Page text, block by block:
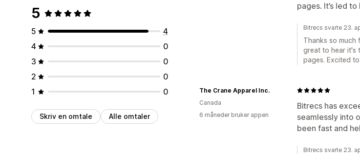
5
5
4
4
0
3
0
2
0
1
0
Skriv en omtale Alle omtaler
pages. It’s led
Bitrecs svarte 23.
Thanks so much
great to hear it's
pages. Excited
Bitrecs has
seamlessly into
been fast and
The Crane Apparel Inc.
Canada
6 måneder bruker appen
Bitrecs svarte 23.